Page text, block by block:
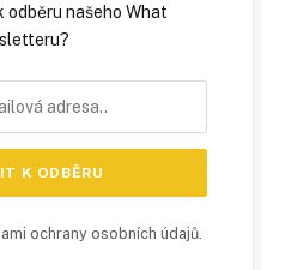
odběru našeho What
ochrany osobních údajů.